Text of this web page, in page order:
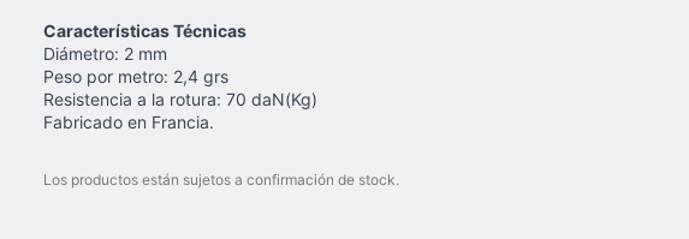
Características Técnicas
Diámetro: 2 mm
Peso por metro: 2,4 grs
Resistencia a la rotura: 70 daN(Kg)
Fabricado en Francia.
Los productos están sujetos a confirmación de stock.